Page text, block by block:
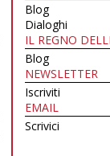
Blog
Dialoghi
IL REGNO
Blog
NEWSLETTER
Iscriviti
EMAIL
Scrivici